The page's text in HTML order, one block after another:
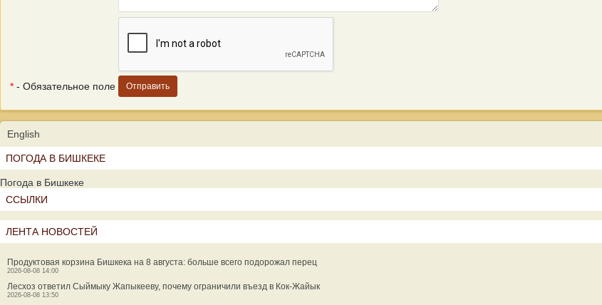
* - Обязательное поле
English
ПОГОДА В БИШКЕКЕ
Погода в Бишкеке
ССЫЛКИ
ЛЕНТА НОВОСТЕЙ
Продуктовая корзина Бишкека на 8 августа: больше всего подорожал перец
2026-08-08 14:00
Лесхоз ответил Сыймыку Жапыкееву, почему ограничили въезд в Кок-Жайык
2026-08-08 13:50